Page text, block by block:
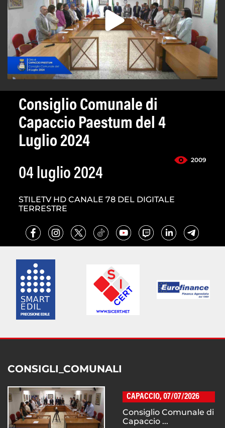
Consiglio Comunale di
Capaccio Paestum del 4
Luglio 2024
2009
04 luglio 2024
STILETV HD CANALE 78 DEL DIGITALE
TERRESTRE
CONSIGLI_COMUNALI
CAPACCIO, 07/07/2026
Consiglio Comunale di
Capaccio ...